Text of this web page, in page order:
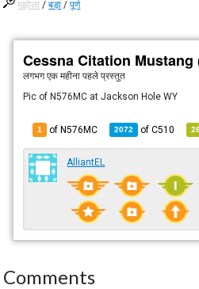
मझोला /बड़ा /पूर्ण
Cessna Citation Mustang
लगभग एक महीना पहले प्रस्तुत
Pic of N576MC at Jackson Hole WY
1 of N576MC 2072 ofC510
AlliantEL
Comments